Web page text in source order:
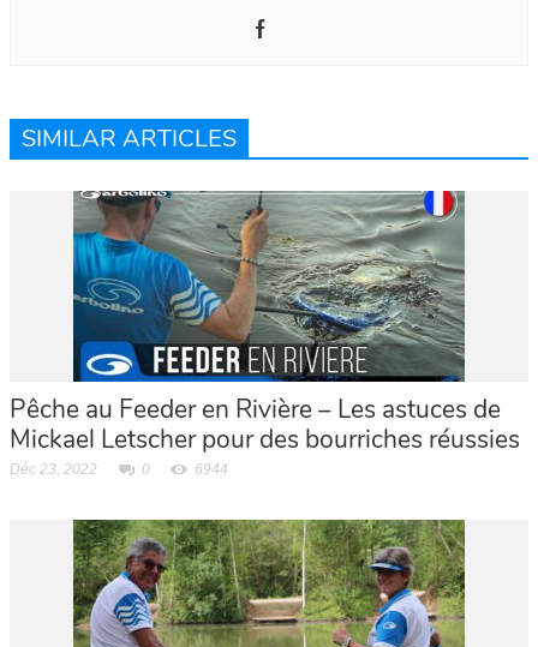
SIMILAR ARTICLES
Pêche au Feeder en Rivière – Les astuces de
Mickael Letscher pour des bourriches réussies
Déc 23, 2022 0 6944